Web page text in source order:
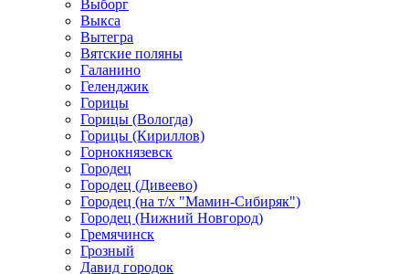
Выборг
Выкса
Вытегра
Вятские поляны
Галанино
Геленджик
Горицы
Горицы (Вологда)
Горицы (Кириллов)
Горнокнязевск
Городец
Городец (Дивеево)
Городец (на т/х "Мамин-Сибиряк")
Городец (Нижний Новгород)
Гремячинск
Грозный
Давид городок